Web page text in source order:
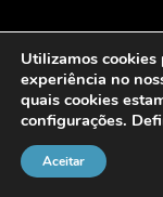
2026 -
Utilizamos
experiência no
quais cookies
configurações.
Aceitar